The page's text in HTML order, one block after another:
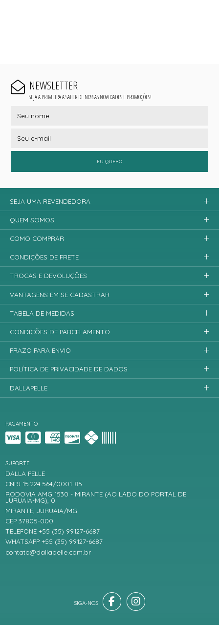
NEWSLETTER
SEJA A PRIMEIRA A SABER DE NOSSAS NOVIDADES E PROMOÇÕES!
EU QUERO
PAGAMENTO
SUPORTE
DALLA PELLE
CNPJ 15.224.564/0001-85
RODOVIA AMG 1530 - MIRANTE (AO LADO DO PORTAL DE
JURUAIA-MG), 0
MIRANTE, JURUAIA/MG
CEP 37805-000
TELEFONE +55 (35) 99127-6687
WHATSAPP +55 (35) 99127-6687
contato@dallapelle.com.br
SEJA UMA REVENDEDORA
QUEM SOMOS
COMO COMPRAR
CONDIÇÕES DE FRETE
TROCAS E DEVOLUÇÕES
VANTAGENS EM SE CADASTRAR
TABELA DE MEDIDAS
CONDIÇÕES DE PARCELAMENTO
PRAZO PARA ENVIO
POLÍTICA DE PRIVACIDADE DE DADOS
DALLAPELLE